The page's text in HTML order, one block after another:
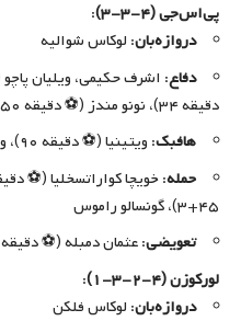
پی‌اس‌جی (۴-۳-۳)
:
دروازه‌بان: لوکاس شوالیه
دفاع
دقیقه ۳۴)، نونو مندز (⚽ دقیقه ۵۰)
هافبک: ویتینیا (⚽ دقیقه ۹۰)، وارن زائر امری، لی کانگ این
حمله
۴۵+۳)، گونسالو راموس
تعویضی: عثمان دمبله (⚽ دقیقه ۶۶)، بردلی بارکولا
لورکوزن (۴-۲-۳-۱)
:
دروازه‌بان: لوکاس فلکن